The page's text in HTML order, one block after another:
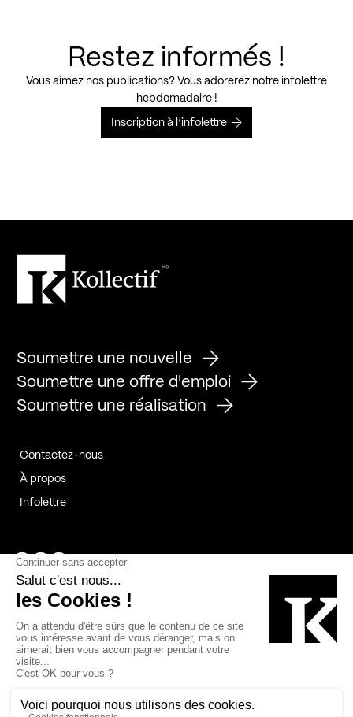
Restez informés !
Vous aimez nos publications? Vous adorerez notre infolettre
hebdomadaire !
Inscription à l’infolettre
Soumettre une nouvelle
Soumettre une offre d'emploi
Soumettre une réalisation
Contactez-nous
À propos
Infolettre
Page Facebook de Kollectif
Page Instagram de Kollectif
Page Linkedin de Kollectif
Bâtiment-Durable-Québec-1
Esquisses-1
MP-1 v2com-1